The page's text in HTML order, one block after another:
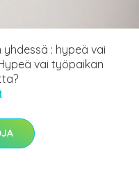
: hypeä vai
vai työpaikan